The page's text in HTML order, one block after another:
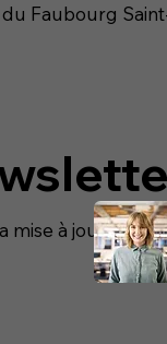
du Faubourg
mise à jour